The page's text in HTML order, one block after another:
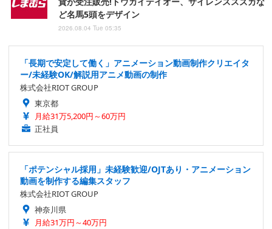
ど名馬5頭をデザイン
2026.08.04 Tue 05:35
「長期で安定して働く」アニメーション動画制作クリエイタ
ー/未経験OK/解説用アニメ動画の制作
株式会社RIOT GROUP
東京都
月給31万5,200円～60万円
正社員
「ポテンシャル採用」未経験歓迎/OJTあり・アニメーション
動画を制作する編集スタッフ
株式会社RIOT GROUP
神奈川県
月給31万円～40万円